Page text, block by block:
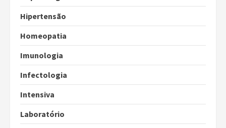
Hipertensão
Homeopatia
Imunologia
Infectologia
Intensiva
Laboratório